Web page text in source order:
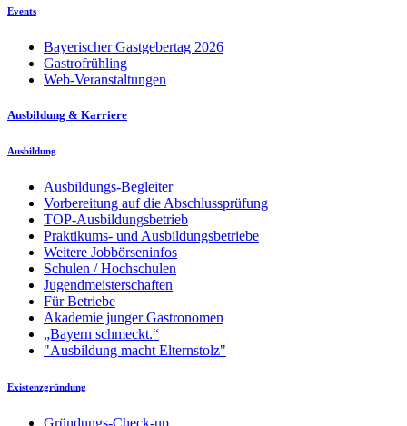
Events
Bayerischer Gastgebertag 2026
Gastrofrühling
Web-Veranstaltungen
Ausbildung & Karriere
Ausbildung
Ausbildungs-Begleiter
Vorbereitung auf die Abschlussprüfung
TOP-Ausbildungsbetrieb
Praktikums- und Ausbildungsbetriebe
Weitere Jobbörseninfos
Schulen / Hochschulen
Jugendmeisterschaften
Für Betriebe
Akademie junger Gastronomen
„Bayern schmeckt.“
"Ausbildung macht Elternstolz"
Existenzgründung
Gründungs-Check-up